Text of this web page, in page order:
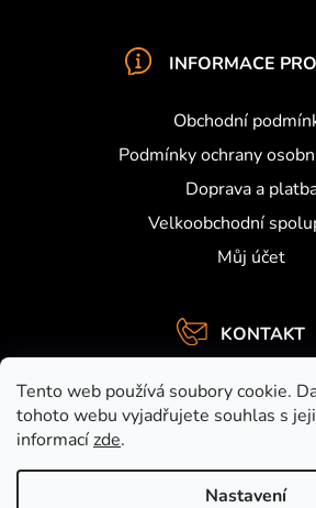
Tento web používá soubory cookie.
tohoto webu vyjadřujete souhlas s
informacízde.
Nastavení
INFORMACE
Obchodní
Podmínky ochrany
Doprava a
Velkoobchodní
Můj účet
KONTAKT
https://www.facebook.com/